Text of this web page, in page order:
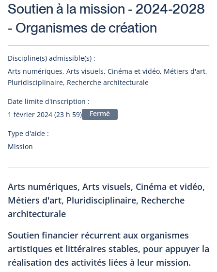
Soutien à la mission - 2024-2028
- Organismes de création
Discipline(s) admissible(s) :
Arts numériques, Arts visuels, Cinéma et vidéo, Métiers d'art,
Pluridisciplinaire, Recherche architecturale
Date limite d'inscription :
1 février 2024 (23 h 59)
Fermé
Type d'aide :
Mission
Arts numériques, Arts visuels, Cinéma et vidéo,
Métiers d'art, Pluridisciplinaire, Recherche
architecturale
Soutien financier récurrent aux organismes
artistiques et littéraires stables, pour appuyer la
réalisation des activités liées à leur mission.